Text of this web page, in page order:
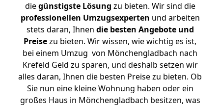
diegünstigste Lösung zu bieten. Wir sind die
professionellen Umzugsexperten und arbeiten
stets daran, Ihnen die besten Angebote und
Preisezu bieten. Wir wissen, wie wichtig es ist,
bei einem Umzug von Mönchengladbach nach
Krefeld Geld zu sparen, und deshalb setzen wir
alles daran, Ihnen die besten Preise zu bieten. Ob
Sie nun eine kleine Wohnung haben oder ein
großes Haus in Mönchengladbach besitzen, was